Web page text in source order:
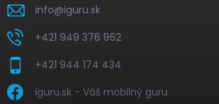
info@iguru.sk
+421 949 376 962
+421 944 174 434
iguru.sk - Váš mobilný guru